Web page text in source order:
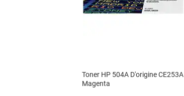
Toner HP 504A D'origine CE253A
Magenta